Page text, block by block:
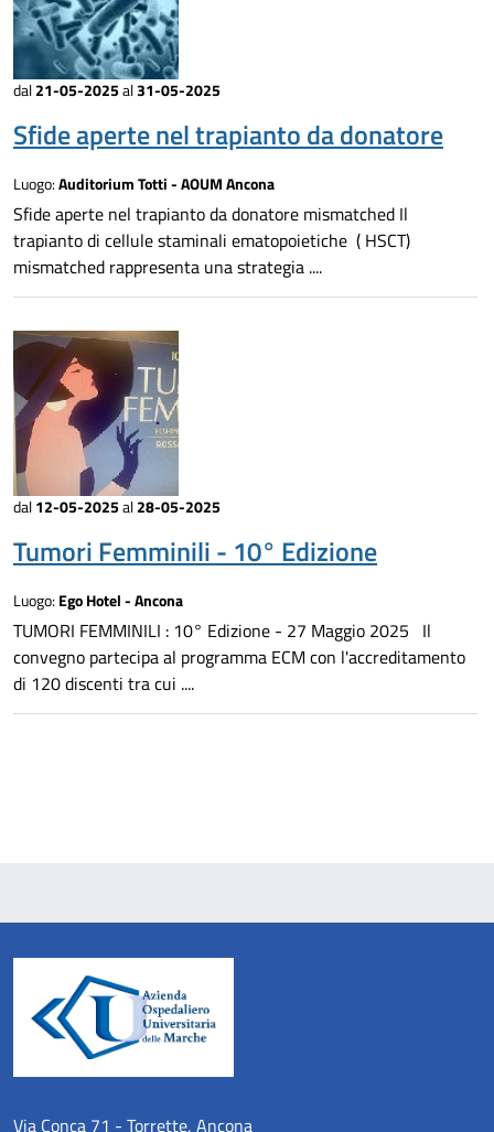
dal21-05-2025 al31-05-2025
Sfide aperte nel trapianto da donatore
Luogo:Auditorium Totti - AOUM Ancona
Sfide aperte nel trapianto da donatore mismatched Il
trapianto di cellule staminali ematopoietiche ( HSCT)
mismatched rappresenta una strategia ....
dal 12-05-2025 al28-05-2025
Tumori Femminili - 10° Edizione
Luogo: Ego Hotel - Ancona
TUMORI FEMMINILI : 10° Edizione - 27 Maggio 2025 Il
convegno partecipa al programma ECM con l'accreditamento
di 120 discenti tra cui ....
Via Conca 71 - Torrette, Ancona